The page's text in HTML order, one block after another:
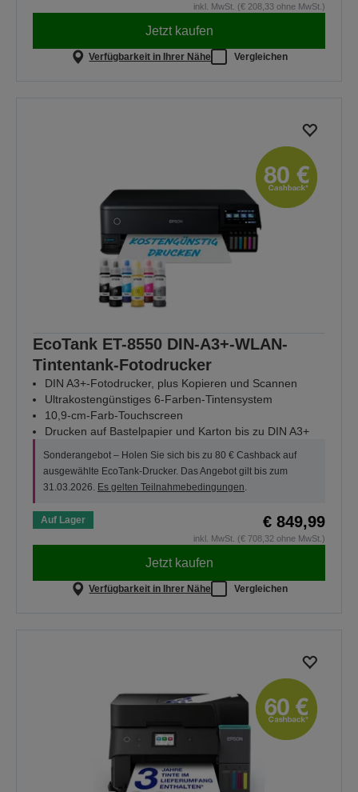
inkl. MwSt. (€ 208,33 ohne MwSt.)
Jetzt kaufen
Verfügbarkeit in Ihrer Nähe Vergleichen
EcoTank ET-8550 DIN-A3+-WLAN-
Tintentank-Fotodrucker
DIN A3+-Fotodrucker, plus Kopieren und Scannen
Ultrakostengünstiges 6-Farben-Tintensystem
10,9-cm-Farb-Touchscreen
Drucken auf Bastelpapier und Karton bis zu DIN A3+
Sonderangebot – Holen Sie sich bis zu 80 € Cashback auf
ausgewählte EcoTank-Drucker. Das Angebot gilt bis zum
31.03.2026. Es gelten Teilnahmebedingungen.
Auf Lager € 849,99
inkl. MwSt. (€ 708,32 ohne MwSt.)
Jetzt kaufen
Verfügbarkeit in Ihrer Nähe Vergleichen